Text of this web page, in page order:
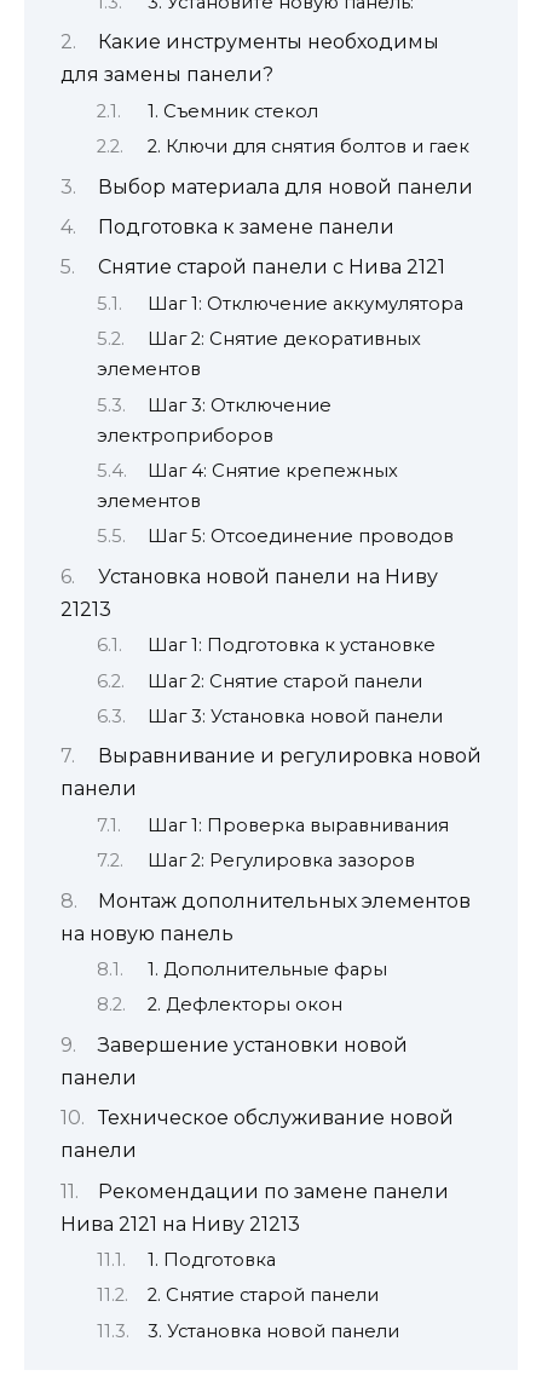
Какие инструменты необходимы
для замены панели?
1. Съемник стекол
2. Ключи для снятия болтов и гаек
Выбор материала для новой панели
Подготовка к замене панели
Снятие старой панели с Нива 2121
Шаг 1: Отключение аккумулятора
Шаг 2: Снятие декоративных
элементов
Шаг 3: Отключение
электроприборов
Шаг 4: Снятие крепежных
элементов
Шаг 5: Отсоединение проводов
Установка новой панели на Ниву
21213
Шаг 1: Подготовка к установке
Шаг 2: Снятие старой панели
Шаг 3: Установка новой панели
Выравнивание и регулировка новой
панели
Шаг 1: Проверка выравнивания
Шаг 2: Регулировка зазоров
Монтаж дополнительных элементов
на новую панель
1. Дополнительные фары
2. Дефлекторы окон
Завершение установки новой
панели
Техническое обслуживание новой
панели
Рекомендации по замене панели
Нива 2121 на Ниву 21213
1. Подготовка
2. Снятие старой панели
3. Установка новой панели